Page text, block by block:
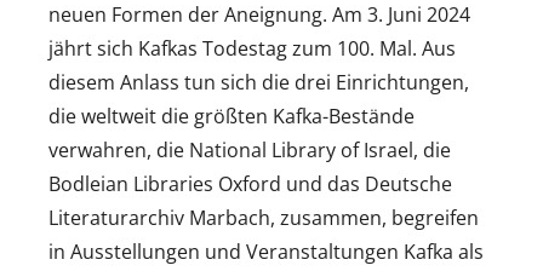
neuen Formen der Aneignung. Am 3. Juni 2024
jährt sich Kafkas Todestag zum 100. Mal. Aus
diesem Anlass tun sich die drei Einrichtungen,
die weltweit die größten Kafka-Bestände
verwahren, die National Library of Israel, die
Bodleian Libraries Oxford und das Deutsche
Literaturarchiv Marbach, zusammen, begreifen
in Ausstellungen und Veranstaltungen Kafka als